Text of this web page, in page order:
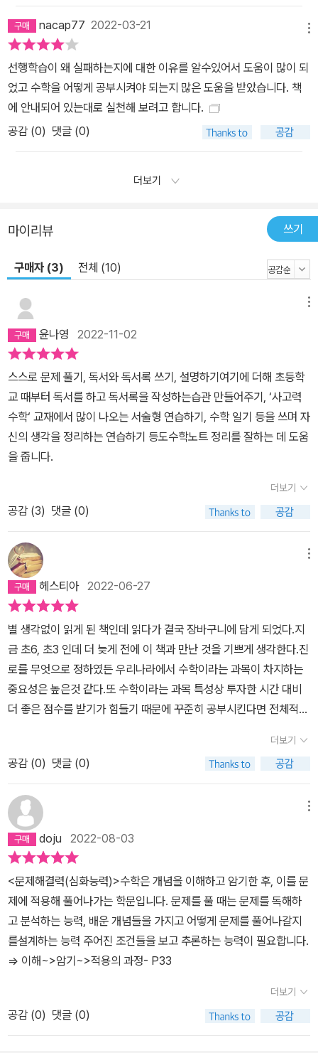
nacap77 2022-03-21
선행학습이 왜 실패하는지에 대한 이유를 알수있어서 도움이 많이 되
었고 수학을 어떻게 공부시켜야 되는지 많은 도움을 받았습니다. 책
에 안내되어 있는대로 실천해 보려고 합니다.
공감 (0) 댓글 (0)
더보기
마이리뷰 쓰기
구매자 (3) 전체 (10)
윤나영 2022-11-02
스스로 문제 풀기, 독서와 독서록 쓰기, 설명하기여기에 더해 초등학
교 때부터 독서를 하고 독서록을 작성하는습관 만들어주기, ‘사고력
수학‘ 교재에서 많이 나오는 서술형 연습하기, 수학 일기 등을 쓰며 자
신의 생각을 정리하는 연습하기 등도수학노트 정리를 잘하는 데 도움
을 줍니다.
더보기
공감 (3) 댓글 (0)
헤스티아2022-06-27
별 생각없이 읽게 된 책인데 읽다가 결국 장바구니에 담게 되었다.지
금 초6, 초3 인데 더 늦게 전에 이 책과 만난 것을 기쁘게 생각한다.진
로를 무엇으로 정하였든 우리나라에서 수학이라는 과목이 차지하는
중요성은 높은것 같다.또 수학이라는 과목 특성상 투자한 시간 대비
더 좋은 점수를 받기가 힘들기 때문에 꾸준히 공부시킨다면 전체적으
도 있는 것 같다.나는 우리 아이들이 수학을 잘하는것보다도 수학을
좋아하고 낯선 문제를 보았을때 도전 정신이 생기며 끈질기게 풀어내
길 바란다.나 역시 수학을 잘하지는 않지만 좋아하고 집착하는 성향
이 있어서 삶의 다른 면에 도움이 되었다.그래서 아이의 수학교육에
있어서 선행과 심화의 균형을 어떻게 잡을 것인가 고민을 하고 있는
시기였는데 방향을 잡아주는 이 책을 만나서 구매해서 읽고 도움을
얻을 생각이다.중학교, 고등학교 로드맵까지 나와있어서 스스로 공부
하는 시기가 되면 아이에게 읽고 판단하도록 하면 되니 좋다.
더보기
공감 (0) 댓글 (0)
doju 2022-08-03
<문제해결력(심화능력)>수학은 개념을 이해하고 암기한 후, 이를 문
제에 적용해 풀어나가는 학문입니다. 문제를 풀 때는 문제를 독해하
고 분석하는 능력, 배운 개념들을 가지고 어떻게 문제를 풀어나갈지
를설계하는 능력 주어진 조건들을 보고 추론하는 능력이 필요합니다.
=> 이해~>암기~>적용의 과정- P33
더보기
공감 (0) 댓글 (0)